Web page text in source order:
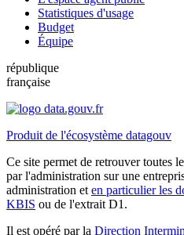
Statistiques d'usage
Budget
Équipe
république
française
Produit de l'écosystème datagouv
Ce site permet de retrouver toutes
par l'administration sur une
administration et en particulier les
KBIS ou de l'extrait D1.
Il est opéré par la Direction